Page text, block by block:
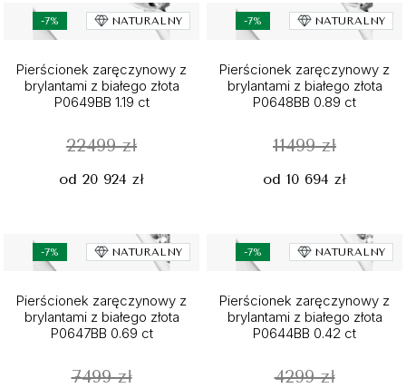
-7% NATURALNY
Pierścionek zaręczynowy z
brylantami z białego złota
P0649BB 1.19 ct
22499 zł
od 20 924 zł
-7% NATURALNY
Pierścionek zaręczynowy z
brylantami z białego złota
P0648BB 0.89 ct
11499 zł
od 10 694 zł
-7% NATURALNY
Pierścionek zaręczynowy z
brylantami z białego złota
P0647BB 0.69 ct
7499 zł
-7% NATURALNY
Pierścionek zaręczynowy z
brylantami z białego złota
P0644BB 0.42 ct
4299 zł